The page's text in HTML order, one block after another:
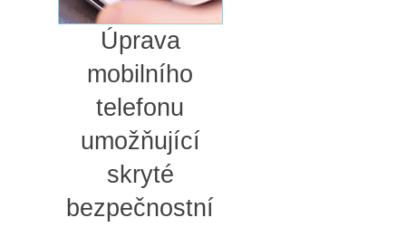
Úprava
mobilního
telefonu
umožňující
skryté
bezpečnostní